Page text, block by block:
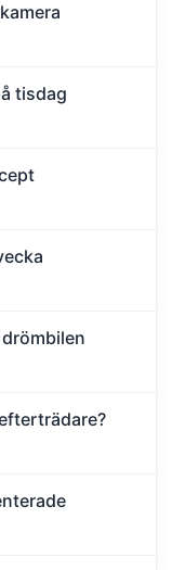
tisdag